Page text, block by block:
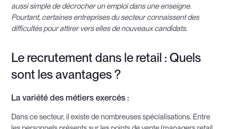
aussi simple de décrocher un emploi dans une enseigne.
Pourtant, certaines entreprises du secteur connaissent des
difficultés pour attirer vers elles de nouveaux candidats.
Le recrutement dans le retail : Quels
sont les avantages ?
La variété des métiers exercés :
Dans ce secteur, il existe de nombreuses spécialisations. Entre